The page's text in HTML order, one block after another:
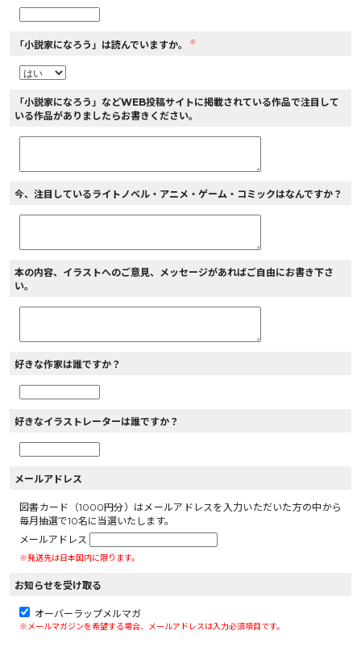
「小説家になろう」は読んでいますか。 ※
「小説家になろう」などWEB投稿サイトに掲載されている作品で注目して
いる作品がありましたらお書きください。
今、注目しているライトノベル・アニメ・ゲーム・コミックはなんですか？
本の内容、イラストへのご意見、メッセージがあればご自由にお書き下さ
い。
好きな作家は誰ですか？
好きなイラストレーターは誰ですか？
メールアドレス
図書カード（1000円分）はメールアドレスを入力いただいた方の中から
毎月抽選で10名に当選いたします。
メールアドレス
※発送先は日本国内に限ります。
お知らせを受け取る
オーバーラップメルマガ
※メールマガジンを希望する場合、メールアドレスは入力必須項目です。